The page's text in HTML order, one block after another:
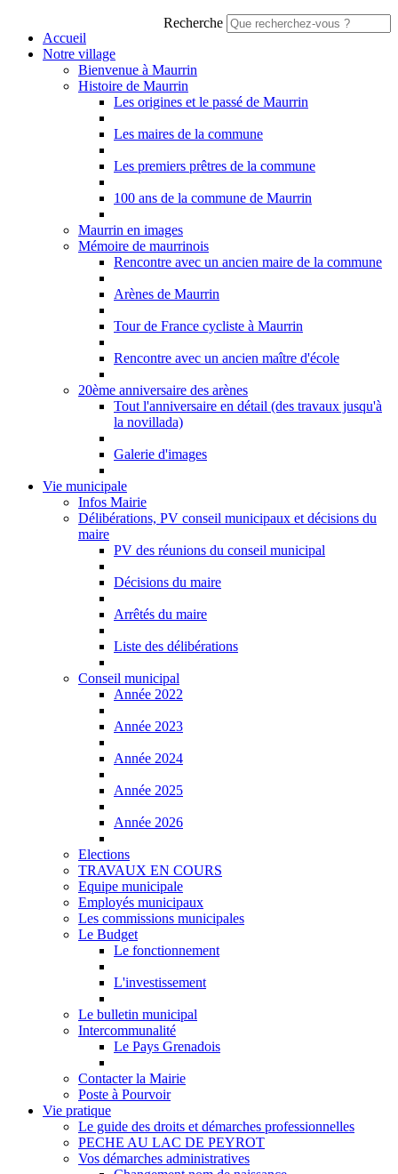
Recherche
Accueil
Notre village
Bienvenue à Maurrin
Histoire de Maurrin
Les origines et le passé de Maurrin
Les maires de la commune
Les premiers prêtres de la commune
100 ans de la commune de Maurrin
Maurrin en images
Mémoire de maurrinois
Rencontre avec un ancien maire de la commune
Arènes de Maurrin
Tour de France cycliste à Maurrin
Rencontre avec un ancien maître d'école
20ème anniversaire des arènes
Tout l'anniversaire en détail (des travaux jusqu'à
la novillada)
Galerie d'images
Vie municipale
Infos Mairie
Délibérations, PV conseil municipaux et décisions du
maire
PV des réunions du conseil municipal
Décisions du maire
Arrêtés du maire
Liste des délibérations
Conseil municipal
Année 2022
Année 2023
Année 2024
Année 2025
Année 2026
Elections
TRAVAUX EN COURS
Equipe municipale
Employés municipaux
Les commissions municipales
Le Budget
Le fonctionnement
L'investissement
Le bulletin municipal
Intercommunalité
Le Pays Grenadois
Contacter la Mairie
Poste à Pourvoir
Vie pratique
Le guide des droits et démarches professionnelles
PECHE AU LAC DE PEYROT
Vos démarches administratives